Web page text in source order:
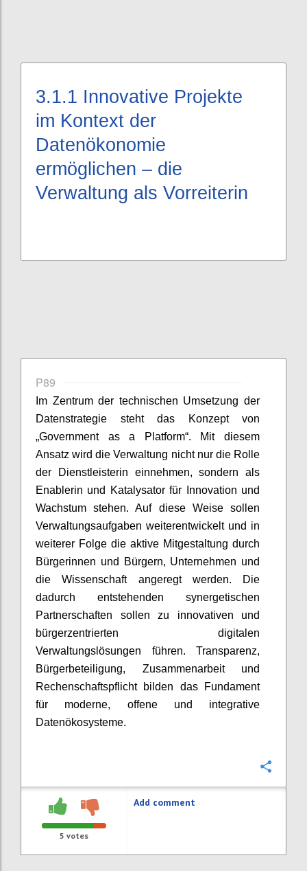
3.1.1 Innovative Projekte
im Kontext der
Datenökonomie
ermöglichen – die
Verwaltung als Vorreiterin
P89
Im Zentrum der technischen Umsetzung der
Datenstrategie steht das Konzept von
„Government as a Platform“. Mit diesem
Ansatz wird die Verwaltung nicht nur die Rolle
der Dienstleisterin einnehmen, sondern als
Enablerin und Katalysator für Innovation und
Wachstum stehen. Auf diese Weise sollen
Verwaltungsaufgaben weiterentwickelt und in
weiterer Folge die aktive Mitgestaltung durch
Bürgerinnen und Bürgern, Unternehmen und
die Wissenschaft angeregt werden. Die
dadurch entstehenden synergetischen
Partnerschaften sollen zu innovativen und
bürgerzentrierten digitalen
Verwaltungslösungen führen. Transparenz,
Bürgerbeteiligung, Zusammenarbeit und
Rechenschaftspflicht bilden das Fundament
für moderne, offene und integrative
Datenökosysteme.
5 votes
Add comment